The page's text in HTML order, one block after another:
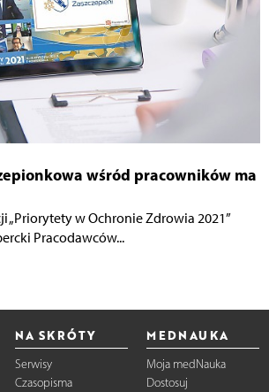
wśród pracowników ma
„Priorytety w Ochronie Zdrowia 2021”
Pracodawców...
NA SKRÓTY
Serwisy
Czasopisma
MEDNAUKA
Moja medNauka
Dostosuj